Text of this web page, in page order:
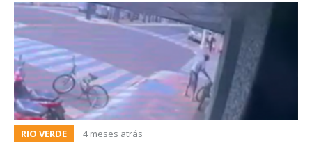
RIO VERDE 4 meses atrás